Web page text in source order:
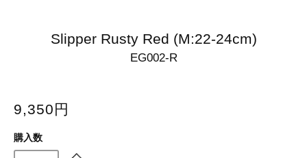
Slipper Rusty Red (M:22-24cm)
EG002-R
9,350円
購入数